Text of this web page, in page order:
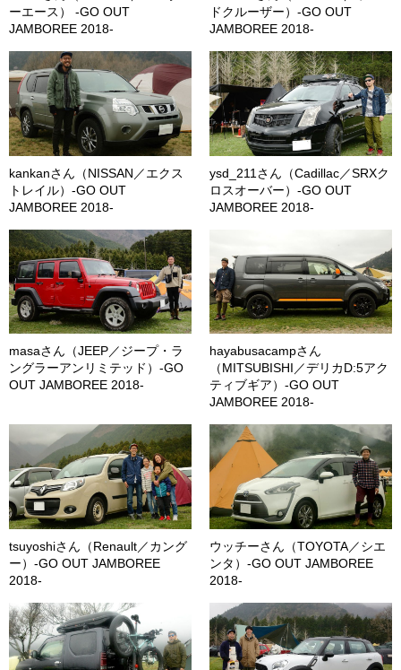
ーエース） -GO OUT
JAMBOREE 2018-
ドクルーザー）-GO OUT
JAMBOREE 2018-
kankanさん（NISSAN／エクス
トレイル）-GO OUT
JAMBOREE 2018-
ysd_211さん（Cadillac／SRXク
ロスオーバー）-GO OUT
JAMBOREE 2018-
masaさん（JEEP／ジープ・ラ
ングラーアンリミテッド）-GO
OUT JAMBOREE 2018-
hayabusacampさん
（MITSUBISHI／デリカD:5アク
ティブギア）-GO OUT
JAMBOREE 2018-
tsuyoshiさん（Renault／カング
ー）-GO OUT JAMBOREE
2018-
ウッチーさん（TOYOTA／シエ
ンタ）-GO OUT JAMBOREE
2018-